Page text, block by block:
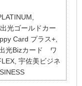
光ゴールドカー
Card プラス+,
光Bizカード ワ
宇佐美ビジネ